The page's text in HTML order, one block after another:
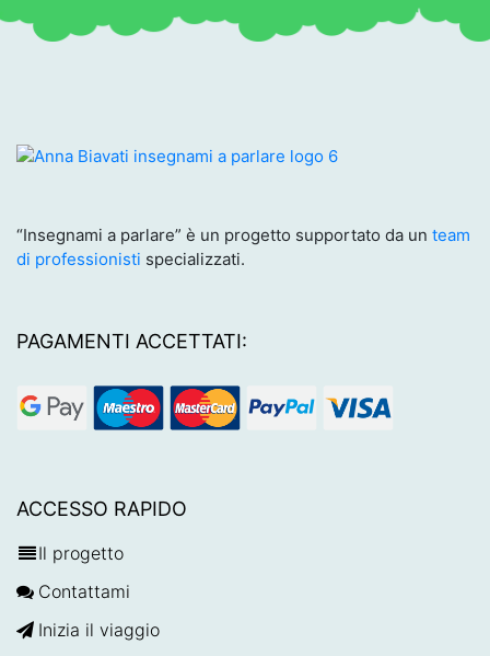
“Insegnami a parlare” è un progetto supportato da un team
di professionisti specializzati.
PAGAMENTI ACCETTATI:
ACCESSO RAPIDO
Il progetto
Contattami
Inizia il viaggio